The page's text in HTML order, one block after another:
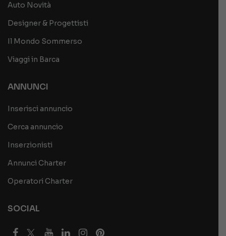
Auto Novità
Designer & Progettisti
Il Mondo Sommerso
Viaggi in Barca
ANNUNCI
Inserisci annuncio
Cerca annuncio
Inserzionisti
Annunci Charter
Operatori Charter
SOCIAL